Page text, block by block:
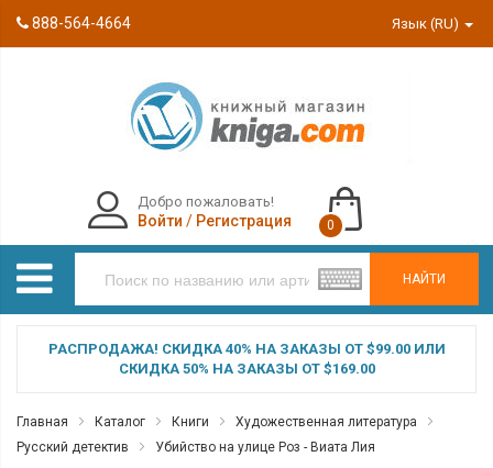
888-564-4664 Язык (RU)
НАЙТИ
Добро пожаловать!
Войти / Регистрация 0
РАСПРОДАЖА! СКИДКА 40% НА ЗАКАЗЫ ОТ $99.00 ИЛИ
СКИДКА 50% НА ЗАКАЗЫ ОТ $169.00
Главная Каталог Книги
Художественная литература
Русский детектив
Убийство на улице Роз - Виата Лия